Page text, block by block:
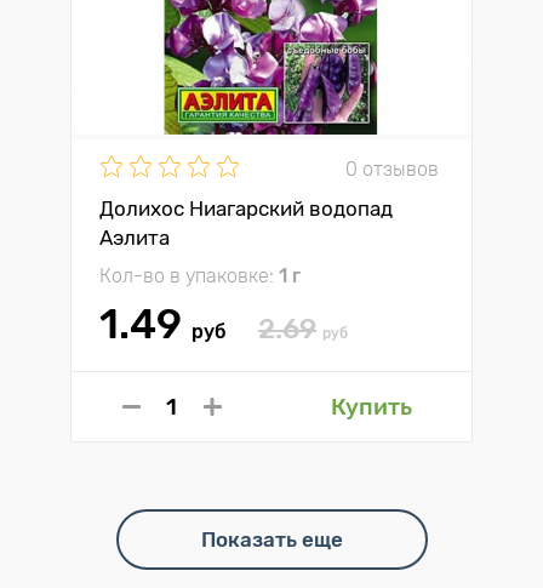
0 отзывов
Долихос Ниагарский водопад
Аэлита
Кол-во в упаковке: 1 г
1.49 руб 2.69 руб
Купить
Показать еще